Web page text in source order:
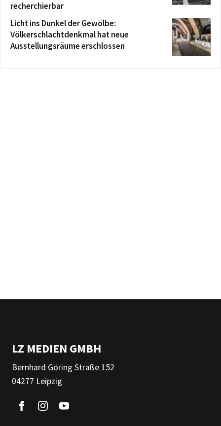
recherchierbar
Licht ins Dunkel der Gewölbe:
Völkerschlachtdenkmal hat neue
Ausstellungsräume erschlossen
LZ MEDIEN GMBH
Bernhard Göring Straße 152
04277 Leipzig